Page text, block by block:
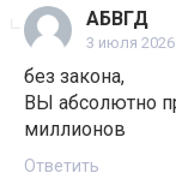
АБВГД
3 июля 2026
без закона,
ВЫ абсолютно
миллионов
Ответить